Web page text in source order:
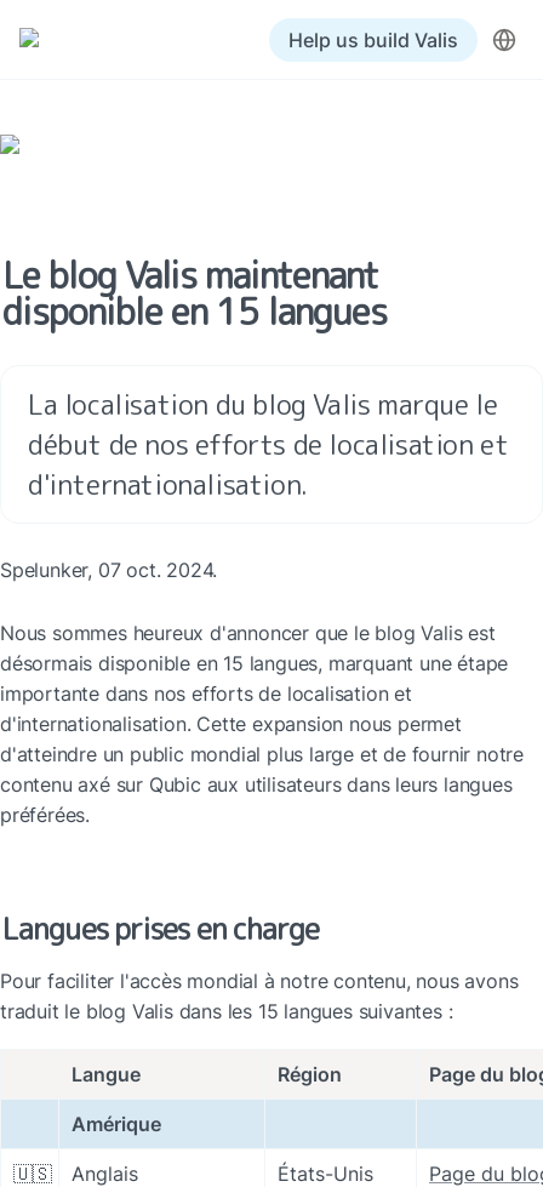
Help us build Valis
Le blog Valis maintenant
disponible en 15 langues
La localisation du blog Valis marque le
début de nos efforts de localisation et
d'internationalisation.
Spelunker, 07 oct. 2024.
Nous sommes heureux d'annoncer que le blog Valis est
désormais disponible en 15 langues, marquant une étape
importante dans nos efforts de localisation et
d'internationalisation. Cette expansion nous permet
d'atteindre un public mondial plus large et de fournir notre
contenu axé sur Qubic aux utilisateurs dans leurs langues
préférées.
Langues prises en charge
Pour faciliter l'accès mondial à notre contenu, nous avons
traduit le blog Valis dans les 15 langues suivantes :
Langue Région Page du
Amérique
🇺🇸 Anglais États-Unis Page du